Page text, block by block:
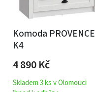
Komoda PROVENCE
K4
4 890Kč
Skladem 3 ks v Olomouci